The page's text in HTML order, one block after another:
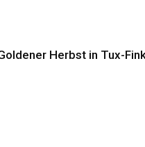
Herbst in Tux-